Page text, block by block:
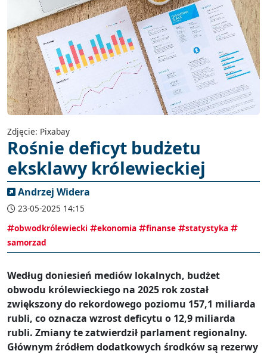
Zdjęcie: Pixabay
Rośnie deficyt budżetu
eksklawy królewieckiej
Andrzej Widera
23-05-2025 14:15
obwodkrólewiecki
ekonomia finanse
statystyka
samorzad
Według doniesień mediów lokalnych, budżet
obwodu królewieckiego na 2025 rok został
zwiększony do rekordowego poziomu 157,1 miliarda
rubli, co oznacza wzrost deficytu o 12,9 miliarda
rubli. Zmiany te zatwierdził parlament regionalny.
Głównym źródłem dodatkowych środków są rezerwy